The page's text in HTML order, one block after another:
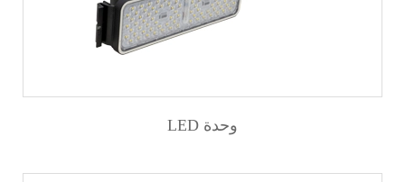
LED وحدة